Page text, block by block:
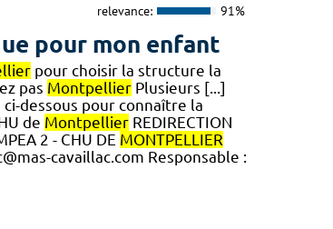
relevance: 91%
pour mon enfant
pour choisir la structure la
pas MontpellierPlusieurs [...]
dessous pour connaître la
de MontpellierREDIRECTION
2 - CHU DE MONTPELLIER
cavaillac.com Responsable :